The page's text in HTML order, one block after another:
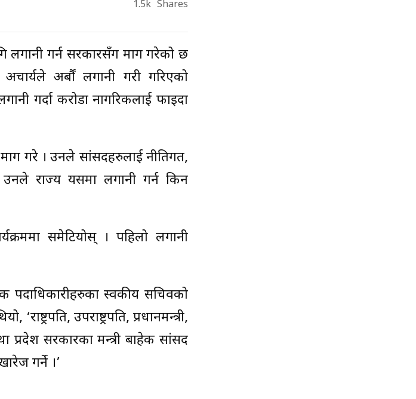
1.5k Shares
लगानी गर्न सरकारसँग माग गरेको छ
अर्बौं लगानी गरी गरिएको
गर्दा करोडौँ नागरिकलाई फाइदा
गरे । उनले सांसदहरुलाई नीतिगत,
राज्य यसमा लगानी गर्न किन
समेटियोस् । पहिलो लगानी
पदाधिकारीहरुका स्वकीय सचिवको
उपराष्ट्रपति, प्रधानमन्त्री,
प्रदेश सरकारका मन्त्री बाहेक सांसद
गर्ने ।’